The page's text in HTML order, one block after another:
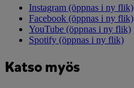
Instagram (öppnas i ny flik)
Facebook (öppnas i ny flik)
YouTube (öppnas i ny flik)
Spotify (öppnas i ny flik)
Katso myös